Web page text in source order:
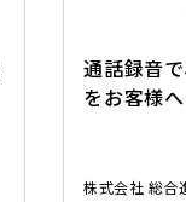
通話録音
をお客様へ
株式会社 総合